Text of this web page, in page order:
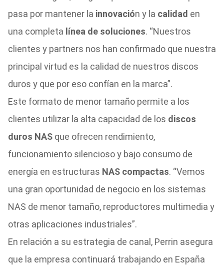
pasa por mantener la innovación y la calidad en
una completa línea de soluciones. “Nuestros
clientes y partners nos han confirmado que nuestra
principal virtud es la calidad de nuestros discos
duros y que por eso confían en la marca”.
Este formato de menor tamaño permite a los
clientes utilizar la alta capacidad de los discos
duros NASque ofrecen rendimiento,
funcionamiento silencioso y bajo consumo de
energía en estructuras NAS compactas. “Vemos
una gran oportunidad de negocio en los sistemas
NAS de menor tamaño, reproductores multimedia y
otras aplicaciones industriales”.
En relación a su estrategia de canal, Perrin asegura
que la empresa continuará trabajando en España